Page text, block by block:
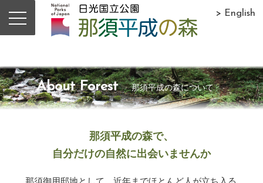
> English
About Forest 那須平成の森について
那須平成の森で、
自分だけの自然に出会いませんか
那須御用邸地として、近年までほとんど人が立ち入る